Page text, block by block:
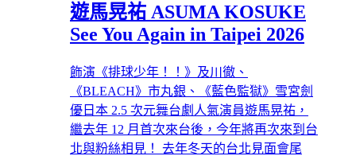
遊馬晃祐 ASUMA KOSUKE
See You Again in Taipei 2026
飾演《排球少年！！》及川徹、
《BLEACH》市丸銀、《藍色監獄》雪宮劍
優日本 2.5 次元舞台劇人氣演員遊馬晃祐，
繼去年 12 月首次來台後，今年將再次來到台
北與粉絲相見！ 去年冬天的台北見面會尾